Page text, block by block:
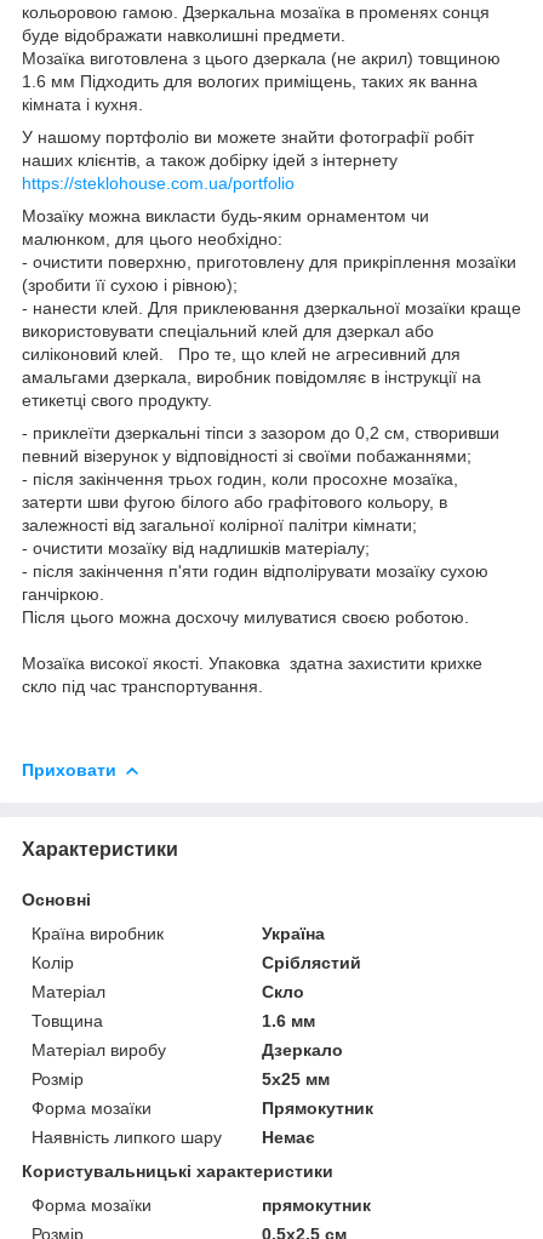
кольоровою гамою. Дзеркальна мозаїка в променях сонця
буде відображати навколишні предмети.
Мозаїка виготовлена з цього дзеркала (не акрил) товщиною
1.6 мм Підходить для вологих приміщень, таких як ванна
кімната і кухня.
У нашому портфоліо ви можете знайти фотографії робіт
наших клієнтів, а також добірку ідей з інтернету
https://steklohouse.com.ua/portfolio
Мозаїку можна викласти будь-яким орнаментом чи
малюнком, для цього необхідно:
- очистити поверхню, приготовлену для прикріплення мозаїки
(зробити її сухою і рівною);
- нанести клей. Для приклеювання дзеркальної мозаїки краще
використовувати спеціальний клей для дзеркал або
силіконовий клей. Про те, що клей не агресивний для
амальгами дзеркала, виробник повідомляє в інструкції на
етикетці свого продукту.
- приклеїти дзеркальні тіпси з зазором до 0,2 см, створивши
певний візерунок у відповідності зі своїми побажаннями;
- після закінчення трьох годин, коли просохне мозаїка,
затерти шви фугою білого або графітового кольору, в
залежності від загальної колірної палітри кімнати;
- очистити мозаїку від надлишків матеріалу;
- після закінчення п'яти годин відполірувати мозаїку сухою
ганчіркою.
Після цього можна досхочу милуватися своєю роботою.
Мозаїка високої якості. Упаковка здатна захистити крихке
скло під час транспортування.
Приховати
Характеристики
Основні
Країна виробник
Україна
Колір
Сріблястий
Матеріал
Скло
Товщина
1.6 мм
Матеріал виробу
Дзеркало
Розмір
5х25 мм
Форма мозаїки
Прямокутник
Наявність липкого шару
Немає
Користувальницькі характеристики
Форма мозаїки
прямокутник
Розмір
0.5х2.5 см